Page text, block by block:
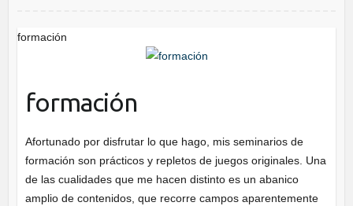
o
formación
formación
Afortunado por disfrutar lo que hago, mis seminarios de
formación son prácticos y repletos de juegos originales. Una
de las cualidades que me hacen distinto es un abanico
amplio de contenidos, que recorre campos aparentemente